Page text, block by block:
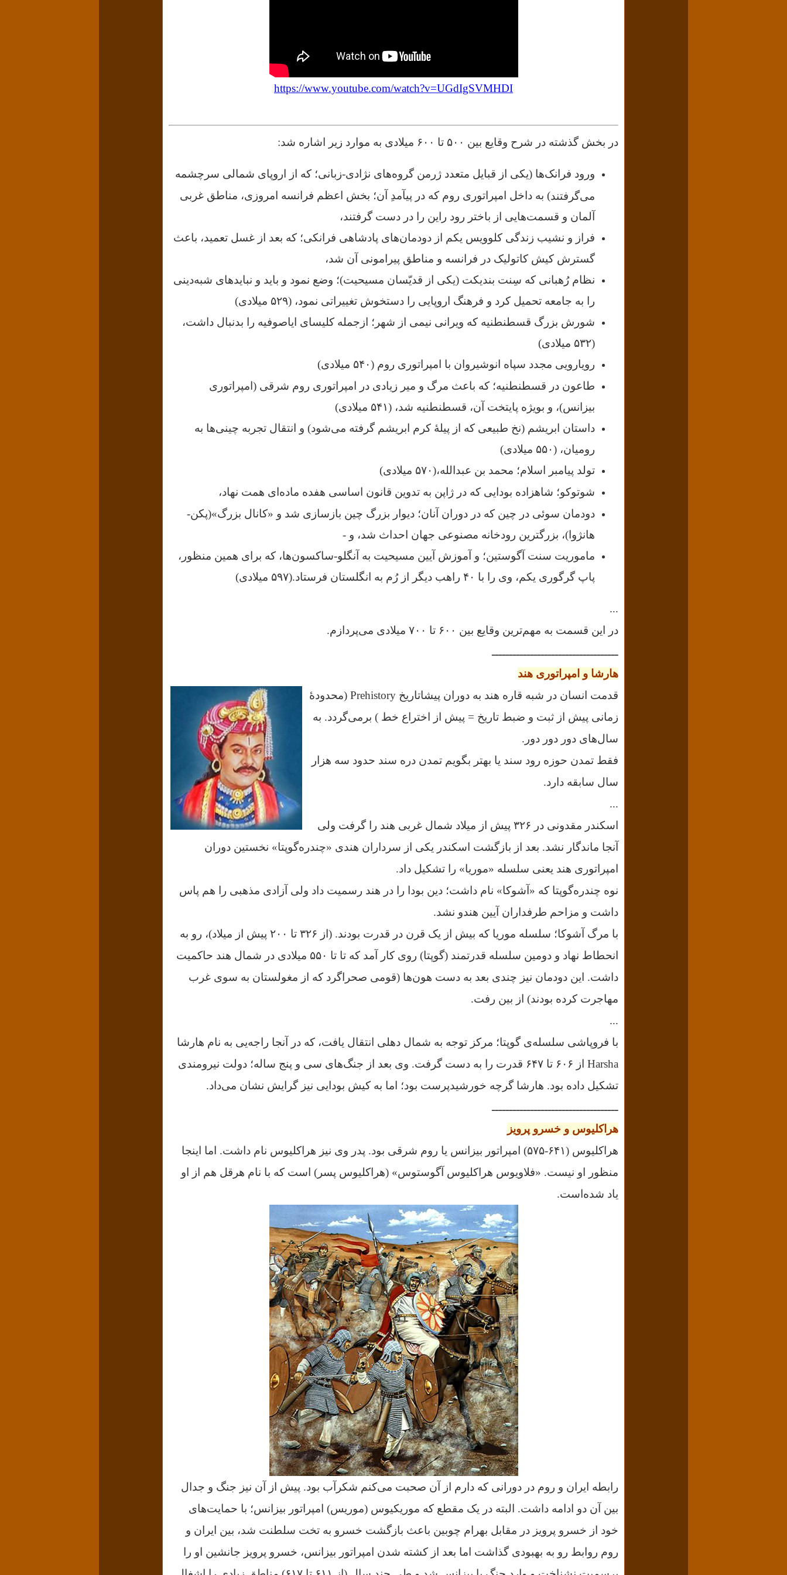
https://www.youtube.com/watch?v=UGdIgSVMHDI
در بخش گذشته در شرح وقایع بین ۵۰۰ تا ۶۰۰ میلادی به موارد زیر اشاره شد:
ورود فرانک‌ها (یکی از قبایل متعدد ژرمن گروه‌های نژادی-زبانی؛ که از اروپای شمالی سرچشمه
می‌گرفتند) به داخل امپراتوری روم که در پیآمدِ آن؛ بخش اعظم فرانسه امروزی، مناطق غربی
آلمان و قسمت‌هایی از باختر رود راین را در دست گرفتند،
فراز و نشیب زندگی کلوویس یکم از دودمان‌های پادشاهی فرانکی؛ که بعد از غسل تعمید، باعث
گسترش کیش کاتولیک در فرانسه و مناطق پیرامونی آن شد،
نظام رُهبانی که سِنت بندیکت (یکی از قدیّسان مسیحیت)؛ وضع نمود و باید و نبایدهای شبه‌دینی
را به جامعه تحمیل کرد و فرهنگ اروپایی را دستخوش تغییراتی نمود، (۵۲۹ میلادی)
شورش بزرگ قسطنطنیه که ویرانی نیمی از شهر؛ ازجمله کلیسای ایاصوفیه را بدنبال داشت،
(۵۳۲ میلادی)
رویارویی مجدد سپاه انوشیروان با امپراتوری روم (۵۴۰ میلادی)
طاعون در قسطنطنیه؛ که باعث مرگ و میر زیادی در امپراتوری روم شرقی (امپراتوری
بیزانس)، و بویژه پایتخت آن، قسطنطنیه شد، (۵۴۱ میلادی)
داستان ابریشم (نخ طبیعی که از پیلهٔ کرم ابریشم گرفته می‌شود) و انتقال تجربه چینی‌ها به
رومیان، (۵۵۰ میلادی)
تولد پیامبر اسلام؛ محمد بن عبدالله،(۵۷۰ میلادی)
شوتوکو؛ شاهزاده بودایی که در ژاپن به تدوین قانون اساسی هفده ماده‌ای همت نهاد،
دودمان سوئی در چین که در دوران آنان؛ دیوار بزرگ چین بازسازی شد و «کانال بزرگ»(پکن-
هانژوا)، بزرگترین رودخانه مصنوعی جهان احداث شد، و -
ماموریت سنت آگوستین؛ و آموزش آیین مسیحیت به آنگلو-ساکسون‌ها، که برای همین منظور،
پاپ گرگوری یکم، وی را با ۴۰ راهب دیگر از رُم به انگلستان فرستاد.(۵۹۷ میلادی)
...
در این قسمت به مهم‌ترین وقایع بین ۶۰۰ تا ۷۰۰ میلادی می‌پردازم.
ــــــــــــــــــــــــــــــــــــ
هارشا و امپراتوری هند
قدمت انسان در شبه قاره هند به دوران پیشاتاریخ Prehistory (محدودهٔ
زمانی پیش از ثبت و ضبط تاریخ = پیش از اختراع خط ) برمی‌گردد. به
سال‌های دور دور دور.
فقط تمدن حوزه رود سند یا بهتر بگویم تمدن دره سند حدود سه هزار
سال سابقه دارد.
...
اسکندر مقدونی در ۳۲۶ پیش از میلاد شمال غربی هند را گرفت ولی
آنجا ماندگار نشد. بعد از بازگشت اسکندر یکی از سرداران هندی «چندره‌گوپتا» نخستین دوران
امپراتوری هند یعنی سلسله «موریا» را تشکیل داد.
نوه‌‌ چندره‌گوپتا که «آشوکا» نام داشت؛ دین بودا را در هند رسمیت داد ولی آزادی مذهبی را هم پاس
داشت و مزاحم طرفداران آیین هندو نشد.
با مرگ آشوکا؛ سلسله موریا که بیش از یک قرن در قدرت بودند. (از ۳۲۶ تا ۲۰۰ پیش از میلاد)، رو به
انحطاط نهاد و دومین سلسله قدرتمند (گوپتا) روی کار آمد که تا تا ۵۵۰ میلادی در شمال هند حاکمیت
داشت. این دودمان نیز چندی بعد به دست هون‌ها (قومی صحراگرد که از مغولستان به سوی غرب
مهاجرت کرده بودند) از بین رفت.
...
با فروپاشی سلسله‌ی‌ گوپتا؛ مرکز توجه‌ به‌ شمال‌ دهلی‌ انتقال‌ یافت‌، که‌ در آنجا راجه‌یی‌ به‌ نام‌ هارشا
Harsha از ۶۰۶ تا ۶۴۷ قدرت را به دست گرفت. وی بعد از جنگ‌های‌ سی‌ و پنج‌ ساله؛ دولت‌ نیرومندی
تشکیل‌ داده بود. هارشا گرچه خورشیدپرست بود؛ اما به کیش بودایی نیز گرایش نشان می‌داد.
ــــــــــــــــــــــــــــــــــــ
هراکلیوس و خسرو پرویز
هراکلیوس (۶۴۱-۵۷۵)
امپراتور بیزانس یا روم شرقی بود. پدر وی نیز هراکلیوس نام داشت. اما اینجا
منظور او نیست. «فلاویوس هراکلیوس آگوستوس» (هراکلیوس پسر) است که با نام هرقل هم از او
یاد شده‌است.
رابطه ایران و روم در دورانی که دارم از آن صحبت می‌کنم شکرآب بود. پیش از آن نیز جنگ و جدال
بین آن دو ادامه داشت. البته در یک مقطع که موریکیوس (موریس) امپراتور بیزانس؛ با حمایت‌های
خود از خسرو پرویز در مقابل بهرام چوبین باعث بازگشت خسرو به تخت سلطنت شد، بین ایران و
روم روابط رو به بهبودی گذاشت اما بعد از کشته شدن امپراتور بیزانس، خسرو پرویز جانشین او را